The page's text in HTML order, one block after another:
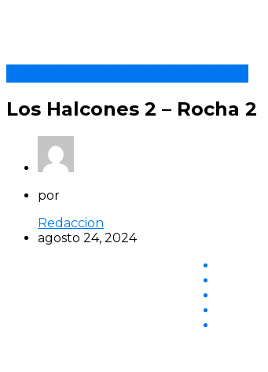
Los Halcones 2 – Rocha 2
por
Redaccion
agosto 24, 2024